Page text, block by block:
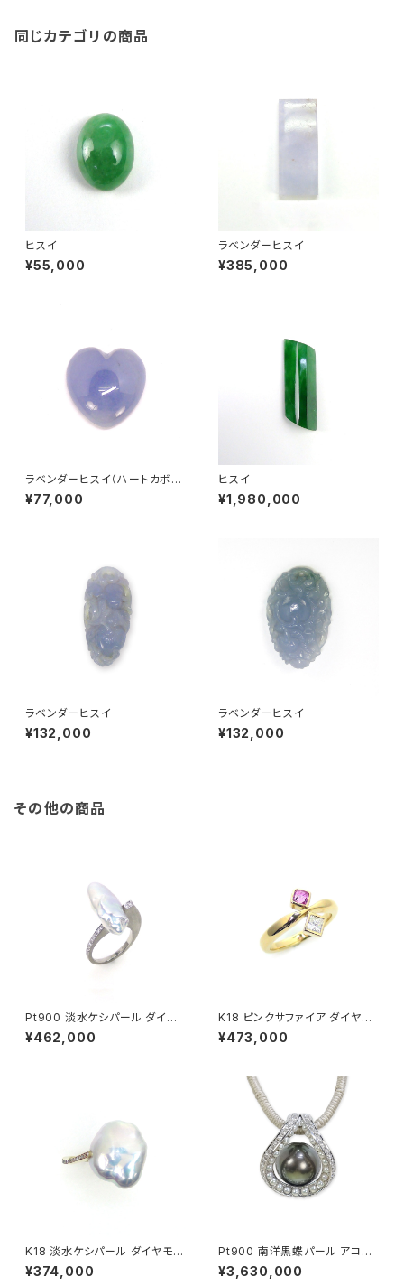
同じカテゴリの商品
ヒスイ
¥55,000
ラベンダーヒスイ
¥385,000
ラベンダーヒスイ（ハートカボシ
ョンカット）
¥77,000
ヒスイ
¥1,980,000
ラベンダーヒスイ
¥132,000
ラベンダーヒスイ
¥132,000
その他の商品
Pt900 淡水ケシパール ダイヤ
モンド リング
¥462,000
K18 ピンクサファイア ダイヤモ
ンド リング
¥473,000
K18 淡水ケシパール ダイヤモン
ド リング
¥374,000
Pt900 南洋黒蝶パール アコヤ
無調色ベビーパール ダイヤモン
ド ペンダントトップ
¥3,630,000